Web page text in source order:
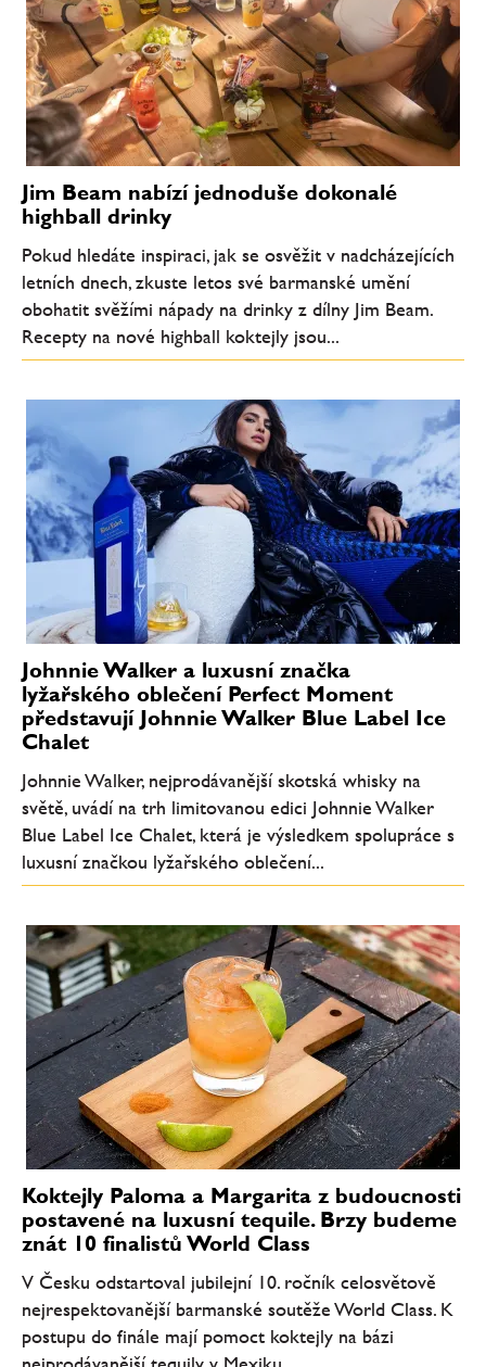
Jim Beam nabízí jednoduše dokonalé
highball drinky
Pokud hledáte inspiraci, jak se osvěžit v nadcházejících
letních dnech, zkuste letos své barmanské umění
obohatit svěžími nápady na drinky z dílny Jim Beam.
Recepty na nové highball koktejly jsou...
Johnnie Walker a luxusní značka
lyžařského oblečení Perfect Moment
představují Johnnie Walker Blue Label Ice
Chalet
Johnnie Walker, nejprodávanější skotská whisky na
světě, uvádí na trh limitovanou edici Johnnie Walker
Blue Label Ice Chalet, která je výsledkem spolupráce s
luxusní značkou lyžařského oblečení...
Koktejly Paloma a Margarita z budoucnosti
postavené na luxusní tequile. Brzy budeme
znát 10 finalistů World Class
V Česku odstartoval jubilejní 10. ročník celosvětově
nejrespektovanější barmanské soutěže World Class. K
postupu do finále mají pomoct koktejly na bázi